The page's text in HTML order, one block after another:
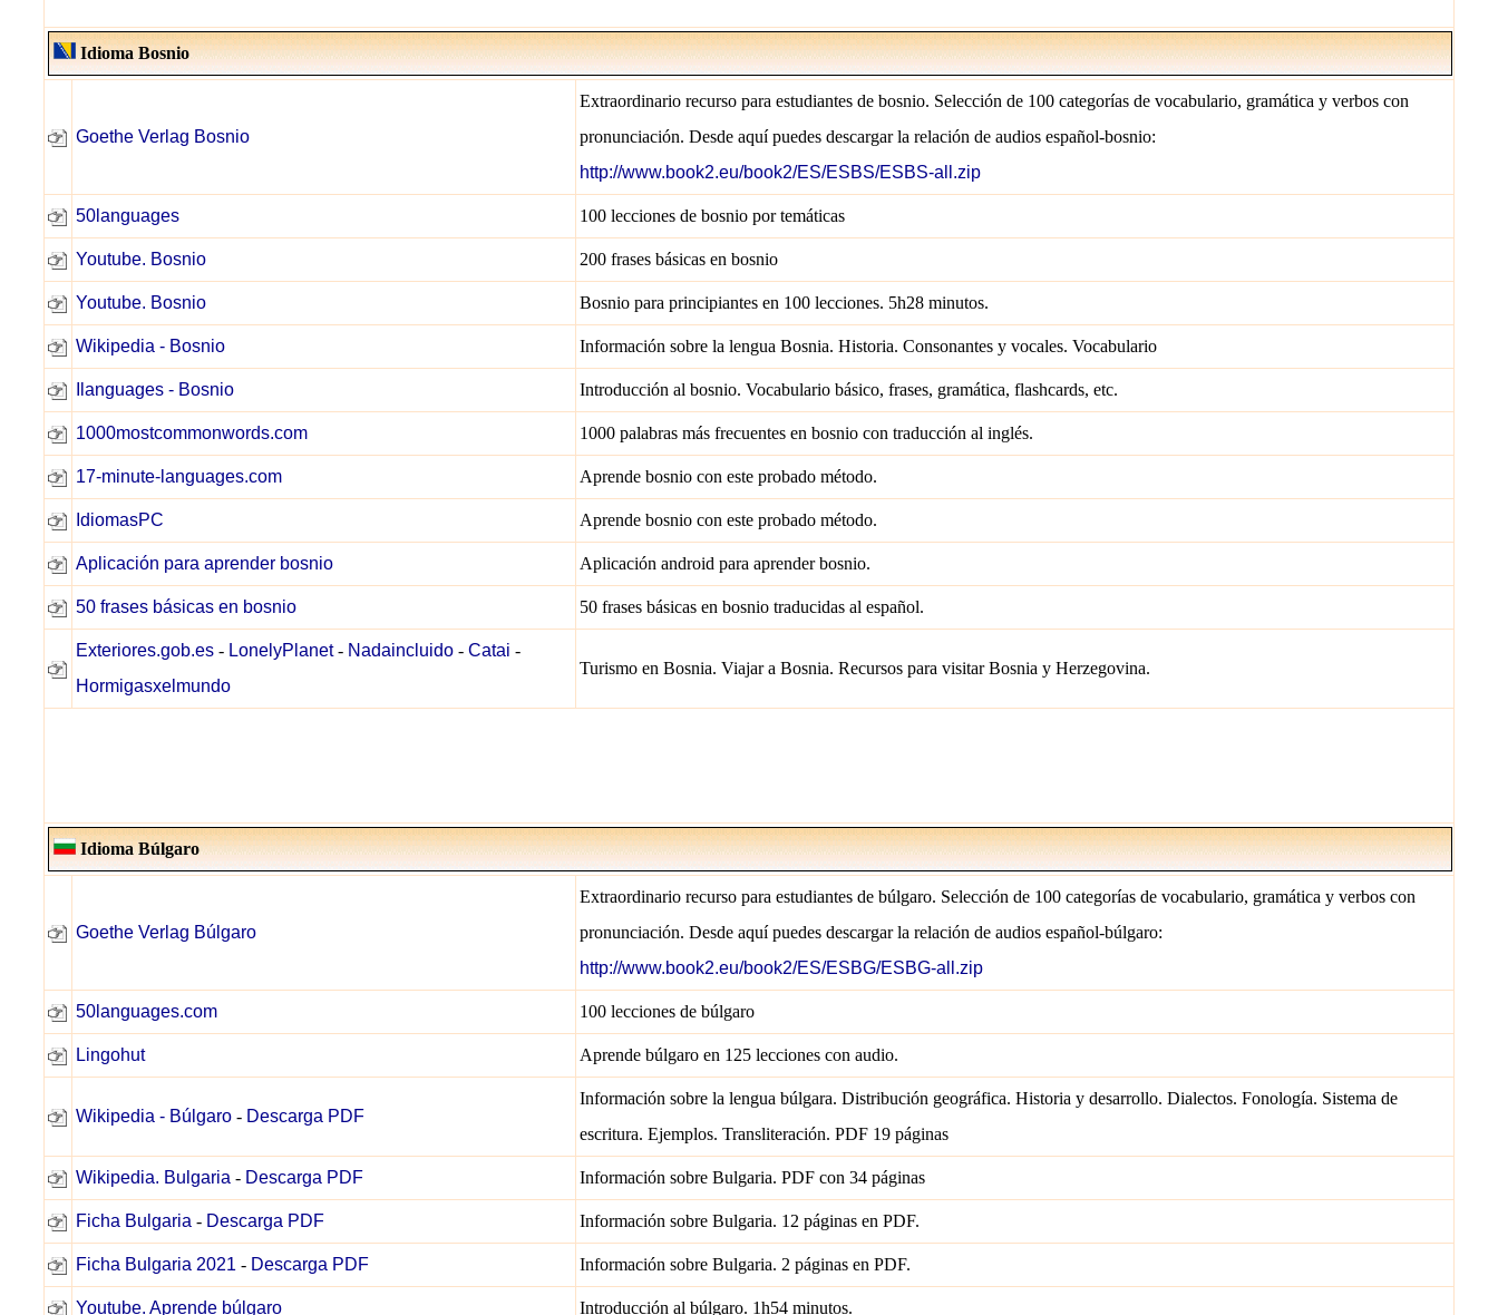
Idioma Bosnio
Goethe Verlag Bosnio
Extraordinario recurso para estudiantes de bosnio. Selección de 100 categorías de vocabulario, gramática y verbos con
pronunciación. Desde aquí puedes descargar la relación de audios español-bosnio:
http://www.book2.eu/book2/ES/ESBS/ESBS-all.zip
50languages 100 lecciones de bosnio por temáticas
Youtube. Bosnio 200 frases básicas en bosnio
Youtube. Bosnio Bosnio para principiantes en 100 lecciones. 5h28 minutos.
Wikipedia - Bosnio Información sobre la lengua Bosnia. Historia. Consonantes y vocales. Vocabulario
Ilanguages - Bosnio Introducción al bosnio. Vocabulario básico, frases, gramática, flashcards, etc.
1000mostcommonwords.com 1000 palabras más frecuentes en bosnio con traducción al inglés.
17-minute-languages.com Aprende bosnio con este probado método.
IdiomasPC Aprende bosnio con este probado método.
Aplicación para aprender bosnio Aplicación android para aprender bosnio.
50 frases básicas en bosnio 50 frases básicas en bosnio traducidas al español.
Exteriores.gob.es - LonelyPlanet- Nadaincluido - Catai -
Hormigasxelmundo
Turismo en Bosnia. Viajar a Bosnia. Recursos para visitar Bosnia y Herzegovina.
Idioma Búlgaro
Goethe Verlag Búlgaro
Extraordinario recurso para estudiantes de búlgaro. Selección de 100 categorías de vocabulario, gramática y verbos con
pronunciación. Desde aquí puedes descargar la relación de audios español-búlgaro:
http://www.book2.eu/book2/ES/ESBG/ESBG-all.zip
50languages.com 100 lecciones de búlgaro
Lingohut Aprende búlgaro en 125 lecciones con audio.
Wikipedia - Búlgaro - Descarga PDF
Información sobre la lengua búlgara. Distribución geográfica. Historia y desarrollo. Dialectos. Fonología. Sistema de
escritura. Ejemplos. Transliteración. PDF 19 páginas
Wikipedia. Bulgaria - Descarga PDF Información sobre Bulgaria. PDF con 34 páginas
Ficha Bulgaria - Descarga PDF Información sobre Bulgaria. 12 páginas en PDF.
Ficha Bulgaria 2021 - Descarga PDF Información sobre Bulgaria. 2 páginas en PDF.
Youtube. Aprende búlgaro Introducción al búlgaro. 1h54 minutos.